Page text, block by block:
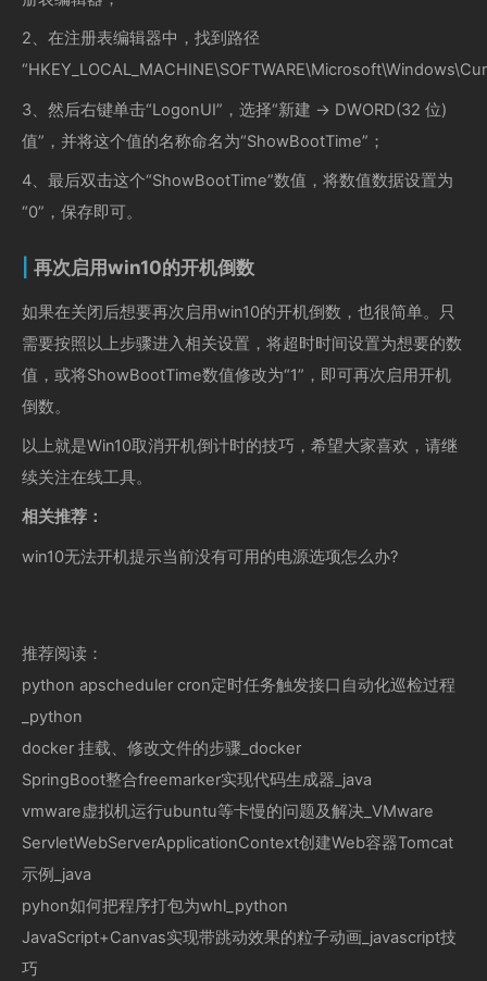
2、在注册表编辑器中，找到路径
3、然后右键单击“LogonUI”，选择“新建 -> DWORD(32 位)
值”，并将这个值的名称命名为“ShowBootTime”；
4、最后双击这个“ShowBootTime”数值，将数值数据设置为
“0”，保存即可。
再次启用win10的开机倒数
如果在关闭后想要再次启用win10的开机倒数，也很简单。只
需要按照以上步骤进入相关设置，将超时时间设置为想要的数
值，或将ShowBootTime数值修改为“1”，即可再次启用开机
倒数。
以上就是Win10取消开机倒计时的技巧，希望大家喜欢，请继
续关注在线工具。
相关推荐：
win10无法开机提示当前没有可用的电源选项怎么办?
推荐阅读：
python apscheduler cron定时任务触发接口自动化巡检过程
_python
docker 挂载、修改文件的步骤_docker
SpringBoot整合freemarker实现代码生成器_java
vmware虚拟机运行ubuntu等卡慢的问题及解决_VMware
ServletWebServerApplicationContext创建Web容器Tomcat
示例_java
pyhon如何把程序打包为whl_python
JavaScript+Canvas实现带跳动效果的粒子动画_javascript技
巧